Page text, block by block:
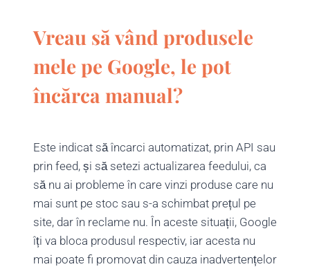
Vreau să vând produsele
mele pe Google, le pot
încărca manual?
Este indicat să încarci automatizat, prin API sau
prin feed, și să setezi actualizarea feedului, ca
să nu ai probleme în care vinzi produse care nu
mai sunt pe stoc sau s-a schimbat prețul pe
site, dar în reclame nu. În aceste situații, Google
îți va bloca produsul respectiv, iar acesta nu
mai poate fi promovat din cauza inadvertențelor